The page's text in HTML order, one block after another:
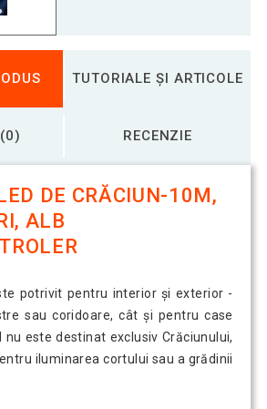
TUTORIALE ȘI ARTICOLE
RECENZIE
DE CRĂCIUN-10M,
ALB
potrivit pentru interior și exterior -
sau coridoare, cât și pentru case
nu este destinat exclusiv Crăciunului,
iluminarea cortului sau a grădinii